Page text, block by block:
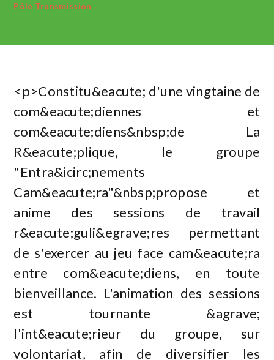
Pôle Transmission
<p>Constitu&eacute; d'une vingtaine de
com&eacute;diennes et
com&eacute;diens&nbsp;de La
R&eacute;plique, le groupe
"Entra&icirc;nements
Cam&eacute;ra"&nbsp;propose et
anime des sessions de travail
r&eacute;guli&egrave;res permettant
de s'exercer au jeu face cam&eacute;ra
entre com&eacute;diens, en toute
bienveillance. L'animation des sessions
est tournante &agrave;
l'int&eacute;rieur du groupe, sur
volontariat, afin de diversifier les